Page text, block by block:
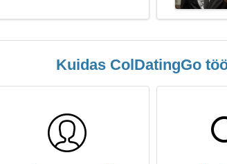
Kuidas ColDatingGo